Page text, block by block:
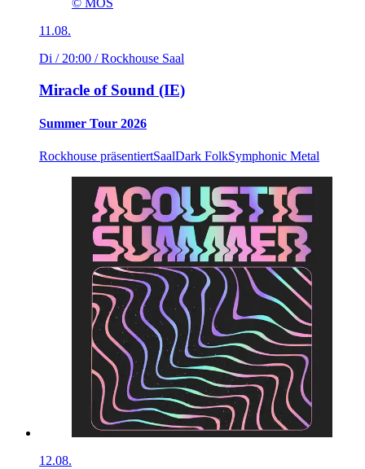
© MOS
11.08.
Di / 20:00 / Rockhouse Saal
Miracle of Sound (IE)
Summer Tour 2026
Rockhouse präsentiertSaalDark FolkSymphonic Metal
12.08.